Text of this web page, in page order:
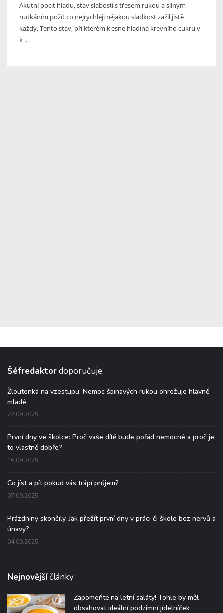
Akutní pocit hladu, stav slabosti s třesem rukou a silným
nutkáním požít co nejrychleji nějakou sladkost zažil jistě
každý. Tento stav, při kterém klesne hladina krevního cukru v
k ...
Šéfredaktordoporučuje
Žloutenka na vzestupu: Nemoc špinavých rukou ohrožuje hlavně
mladé
22.09.2025
První dny ve školce: Proč vaše dítě bude pořád nemocné a proč je
to vlastně dobře?
16.09.2025
Co jíst a pít pokud vás trápí průjem?
07.09.2025
Prázdniny skončily. Jak přežít první dny v práci či škole bez nervů a
únavy?
04.09.2025
Nejnovějšíčlánky
Zapomeňte na letní saláty! Tohle by měl
obsahovat ideální podzimní jídelníček